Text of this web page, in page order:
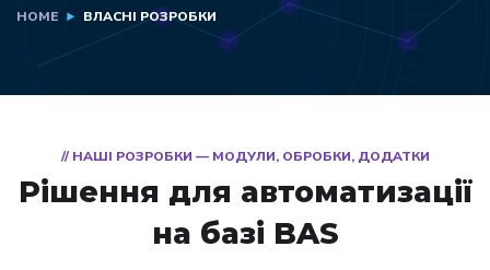
HOME ВЛАСНІ РОЗРОБКИ
// НАШІ РОЗРОБКИ — МОДУЛИ, ОБРОБКИ, ДОДАТКИ
Рішення для автоматизації
на базі BAS